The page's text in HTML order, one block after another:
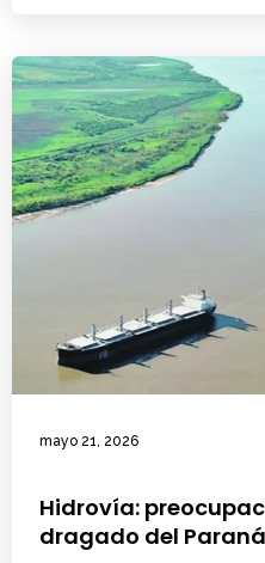
mayo 21, 2026
Hidrovía:
dragado del Paraná